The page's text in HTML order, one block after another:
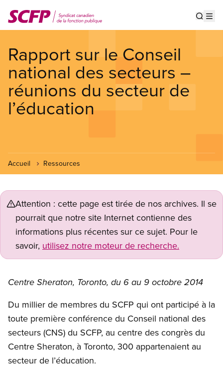
au
contenu
Rapport sur le Conseil
national des secteurs –
réunions du secteur de
l’éducation
Accueil Ressources
Attention : cette page est tirée de nos archives. Il se
pourrait que notre site Internet contienne des
informations plus récentes sur ce sujet. Pour le
savoir, utilisez notre moteur de recherche.
Centre Sheraton, Toronto, du 6 au 9 octobre 2014
Du millier de membres du SCFP qui ont participé à la
toute première conférence du Conseil national des
secteurs (CNS) du SCFP, au centre des congrès du
Centre Sheraton, à Toronto, 300 appartenaient au
secteur de l’éducation.